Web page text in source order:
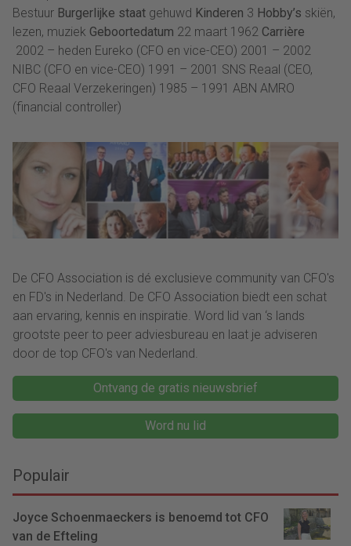
Bestuur Burgerlijke staat gehuwd Kinderen 3 Hobby’s skiën,
lezen, muziek Geboortedatum 22 maart 1962 Carrière
2002 – heden Eureko (CFO en vice-CEO) 2001 – 2002
NIBC (CFO en vice-CEO) 1991 – 2001 SNS Reaal (CEO,
CFO Reaal Verzekeringen) 1985 – 1991 ABN AMRO
(financial controller)
De CFO Association is dé exclusieve community van CFO's
en FD's in Nederland. De CFO Association biedt een schat
aan ervaring, kennis en inspiratie. Word lid van ‘s lands
grootste peer to peer adviesbureau en laat je adviseren
door de top CFO's van Nederland.
Ontvang de gratis nieuwsbrief
Word nu lid
Populair
Joyce Schoenmaeckers is benoemd tot CFO
van de Efteling